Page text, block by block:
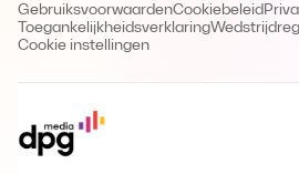
GebruiksvoorwaardenCookiebeleid
Toegankelijkheidsverklaring
Cookie instellingen